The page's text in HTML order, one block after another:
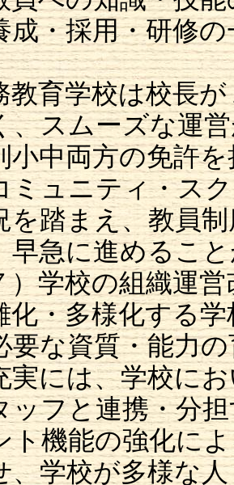
成・採用・研修
育学校は校長が
、スムーズな運
小中両方の免許
ミュニティ・ス
を踏まえ、教員
早急に進めるこ
学校の組織運営
・多様化する学
要な資質・能力
実には、学校に
ッフと連携・分
ト機能の強化に
、学校が多様な